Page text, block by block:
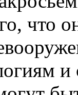
что